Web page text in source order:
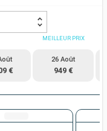
€
MEILLEUR PRIX
26 Août
949 €